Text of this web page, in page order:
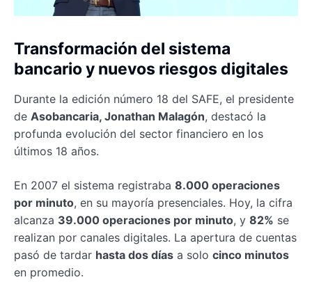
Transformación del sistema
bancario y nuevos riesgos digitales
Durante la edición número 18 del SAFE, el presidente
de Asobancaria, Jonathan Malagón, destacó la
profunda evolución del sector financiero en los
últimos 18 años.
En 2007 el sistema registraba 8.000 operaciones
por minuto, en su mayoría presenciales. Hoy, la cifra
alcanza 39.000 operaciones por minuto, y 82% se
realizan por canales digitales. La apertura de cuentas
pasó de tardar hasta dos días a solo cinco minutos
en promedio.